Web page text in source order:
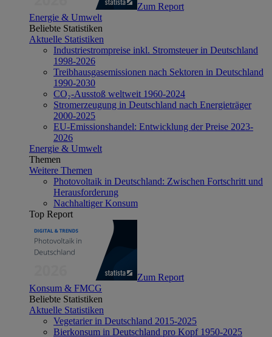
Zum Report
Energie & Umwelt
Beliebte Statistiken
Aktuelle Statistiken
Industriestrompreise inkl. Stromsteuer in Deutschland
1998-2026
Treibhausgasemissionen nach Sektoren in Deutschland
1990-2030
CO₂-Ausstoß weltweit 1960-2024
Stromerzeugung in Deutschland nach Energieträger
2000-2025
EU-Emissionshandel: Entwicklung der Preise 2023-
2026
Energie & Umwelt
Themen
Weitere Themen
Photovoltaik in Deutschland: Zwischen Fortschritt und
Herausforderung
Nachhaltiger Konsum
Top Report
Zum Report
Konsum & FMCG
Beliebte Statistiken
Aktuelle Statistiken
Vegetarier in Deutschland 2015-2025
Bierkonsum in Deutschland pro Kopf 1950-2025